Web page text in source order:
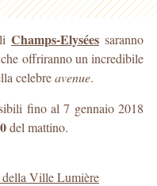
Champs-Elysées saranno
offriranno un incredibile
celebreavenue.
fino al 7 gennaio 2018
del mattino.
della Ville Lumière